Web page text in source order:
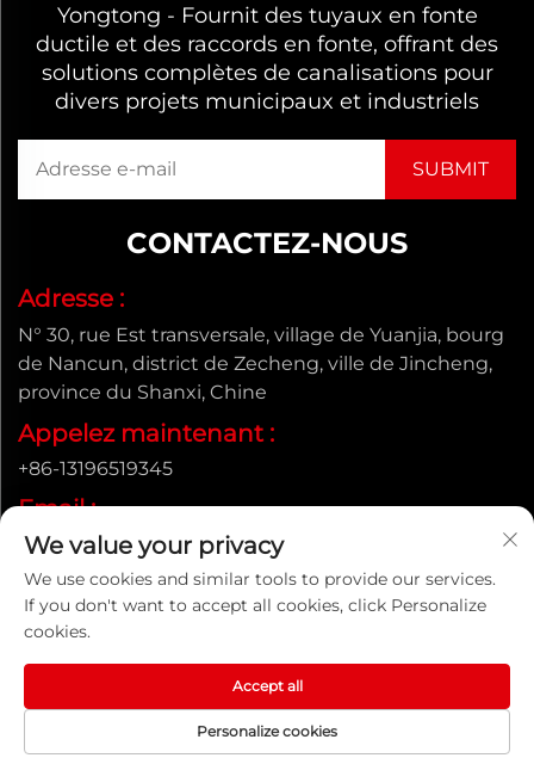
Yongtong - Fournit des tuyaux en fonte
ductile et des raccords en fonte, offrant des
solutions complètes de canalisations pour
divers projets municipaux et industriels
CONTACTEZ-NOUS
Adresse :
N° 30, rue Est transversale, village de Yuanjia, bourg
de Nancun, district de Zecheng, ville de Jincheng,
province du Shanxi, Chine
Appelez maintenant :
+86-13196519345
Email :
[email protected]
Droits d'auteur © Shanxi Yongtong Casting Pipe Co., Ltd.
Tous droits réservés |Politique de confidentialité
We value your privacy
We use cookies and similar tools to provide our services.
If you don't want to accept all cookies, click Personalize
cookies.
Personalize cookies
Accept all